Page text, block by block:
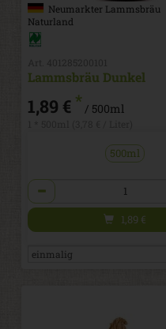
Neumarkter Lammsbräu
Naturland
Lammsbräu Dunkel
1,89 €* / 500ml
500ml
Anzahl
1,89 €